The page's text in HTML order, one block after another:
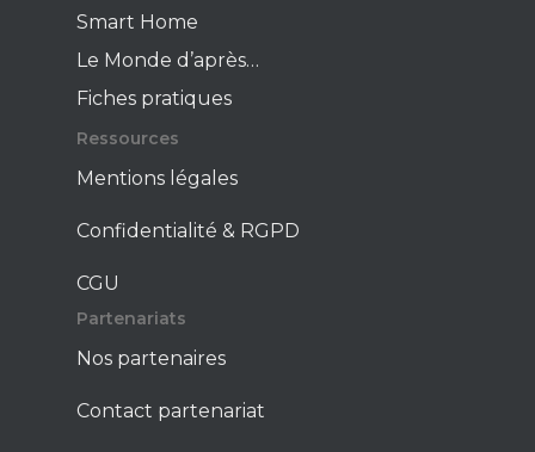
Smart Home
Le Monde d’après…
Fiches pratiques
Ressources
Mentions légales
Confidentialité & RGPD
CGU
Partenariats
Nos partenaires
Contact partenariat